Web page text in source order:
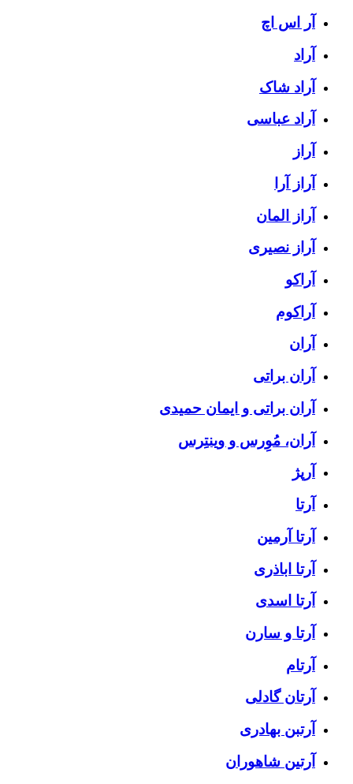
آر اس اچ
آراد
آراد شاک
آراد عباسی
آراز
آراز آرا
آراز المان
آراز نصیری
آراکو
آراکوم
آران
آران براتی
آران براتی و ایمان حمیدی
آران، مُوِرس و وینتِرس
آرپژ
آرتا
آرتا آرمین
آرتا اباذری
آرتا اسدی
آرتا و سارن
آرتام
آرتان گادلی
آرتبن بهادری
آرتين شاهوران